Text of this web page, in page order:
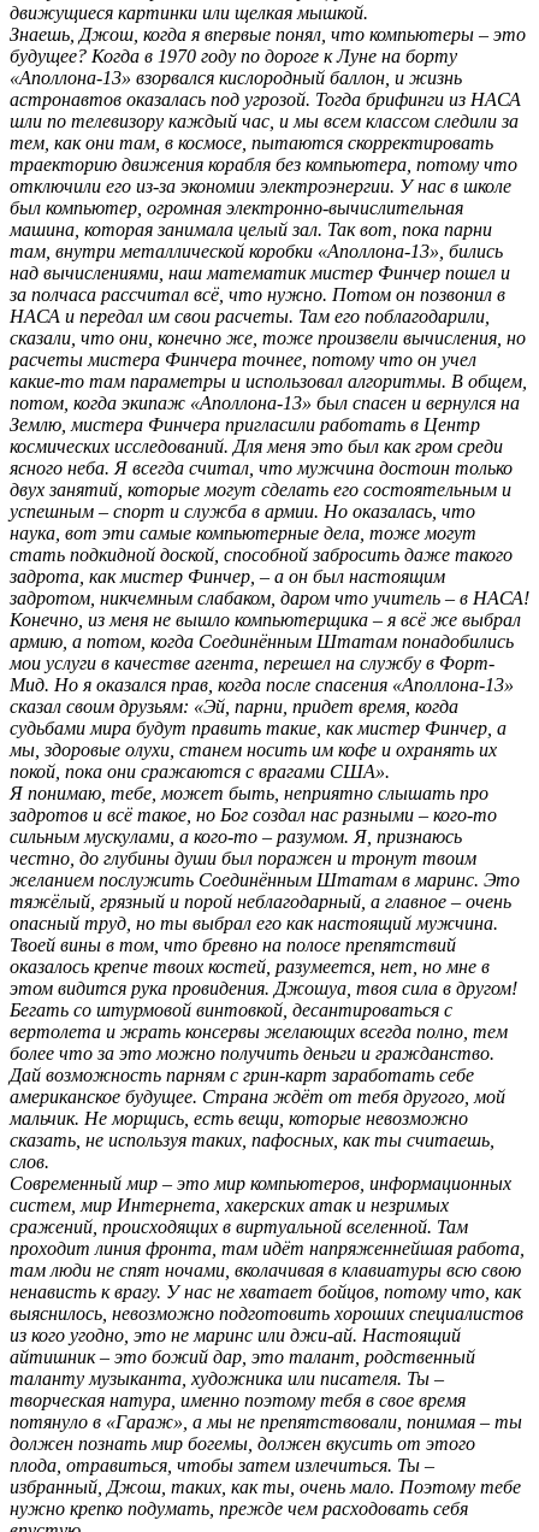
движущиеся картинки или щелкая мышкой.
Знаешь, Джош, когда я впервые понял, что компьютеры – это
будущее? Когда в 1970 году по дороге к Луне на борту
«Аполлона-13» взорвался кислородный баллон, и жизнь
астронавтов оказалась под угрозой. Тогда брифинги из НАСА
шли по телевизору каждый час, и мы всем классом следили за
тем, как они там, в космосе, пытаются скорректировать
траекторию движения корабля без компьютера, потому что
отключили его из-за экономии электроэнергии. У нас в школе
был компьютер, огромная электронно-вычислительная
машина, которая занимала целый зал. Так вот, пока парни
там, внутри металлической коробки «Аполлона-13», бились
над вычислениями, наш математик мистер Финчер пошел и
за полчаса рассчитал всё, что нужно. Потом он позвонил в
НАСА и передал им свои расчеты. Там его поблагодарили,
сказали, что они, конечно же, тоже произвели вычисления, но
расчеты мистера Финчера точнее, потому что он учел
какие-то там параметры и использовал алгоритмы. В общем,
потом, когда экипаж «Аполлона-13» был спасен и вернулся на
Землю, мистера Финчера пригласили работать в Центр
космических исследований. Для меня это был как гром среди
ясного неба. Я всегда считал, что мужчина достоин только
двух занятий, которые могут сделать его состоятельным и
успешным – спорт и служба в армии. Но оказалась, что
наука, вот эти самые компьютерные дела, тоже могут
стать подкидной доской, способной забросить даже такого
задрота, как мистер Финчер, – а он был настоящим
задротом, никчемным слабаком, даром что учитель – в НАСА!
Конечно, из меня не вышло компьютерщика – я всё же выбрал
армию, а потом, когда Соединённым Штатам понадобились
мои услуги в качестве агента, перешел на службу в Форт-
Мид. Но я оказался прав, когда после спасения «Аполлона-13»
сказал своим друзьям: «Эй, парни, придет время, когда
судьбами мира будут править такие, как мистер Финчер, а
мы, здоровые олухи, станем носить им кофе и охранять их
покой, пока они сражаются с врагами США».
Я понимаю, тебе, может быть, неприятно слышать про
задротов и всё такое, но Бог создал нас разными – кого-то
сильным мускулами, а кого-то – разумом. Я, признаюсь
честно, до глубины души был поражен и тронут твоим
желанием послужить Соединённым Штатам в маринс. Это
тяжёлый, грязный и порой неблагодарный, а главное – очень
опасный труд, но ты выбрал его как настоящий мужчина.
Твоей вины в том, что бревно на полосе препятствий
оказалось крепче твоих костей, разумеется, нет, но мне в
этом видится рука провидения. Джошуа, твоя сила в другом!
Бегать со штурмовой винтовкой, десантироваться с
вертолета и жрать консервы желающих всегда полно, тем
более что за это можно получить деньги и гражданство.
Дай возможность парням с грин-карт заработать себе
американское будущее. Страна ждёт от тебя другого, мой
мальчик. Не морщись, есть вещи, которые невозможно
сказать, не используя таких, пафосных, как ты считаешь,
слов.
Современный мир – это мир компьютеров, информационных
систем, мир Интернета, хакерских атак и незримых
сражений, происходящих в виртуальной вселенной. Там
проходит линия фронта, там идёт напряженнейшая работа,
там люди не спят ночами, вколачивая в клавиатуры всю свою
ненависть к врагу. У нас не хватает бойцов, потому что, как
выяснилось, невозможно подготовить хороших специалистов
из кого угодно, это не маринс или джи-ай. Настоящий
айтишник – это божий дар, это талант, родственный
таланту музыканта, художника или писателя. Ты –
творческая натура, именно поэтому тебя в свое время
потянуло в «Гараж», а мы не препятствовали, понимая – ты
должен познать мир богемы, должен вкусить от этого
плода, отравиться, чтобы затем излечиться. Ты –
избранный, Джош, таких, как ты, очень мало. Поэтому тебе
нужно крепко подумать, прежде чем расходовать себя